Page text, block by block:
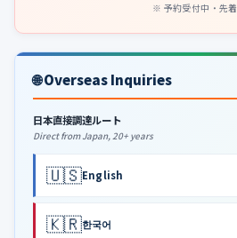
予約受付中・先
🌐 Overseas Inquiries
日本直接調達ルート
Direct from Japan, 20+ years
🇺🇸English
🇰🇷한국어